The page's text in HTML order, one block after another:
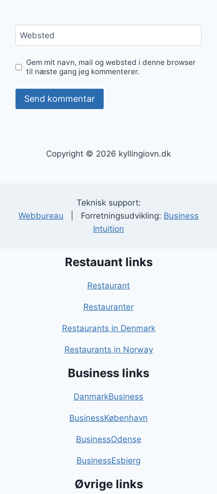
Websted
Gem mit navn, mail og websted i denne browser
til næste gang jeg kommenterer.
Copyright © 2026 kyllingiovn.dk
Teknisk support:
Webbureau | Forretningsudvikling: Business
Intuition
Restauant links
Restaurant
Restauranter
Restaurants in Denmark
Restaurants in Norway
Business links
DanmarkBusiness
BusinessKøbenhavn
BusinessOdense
BusinessEsbjerg
Øvrige links